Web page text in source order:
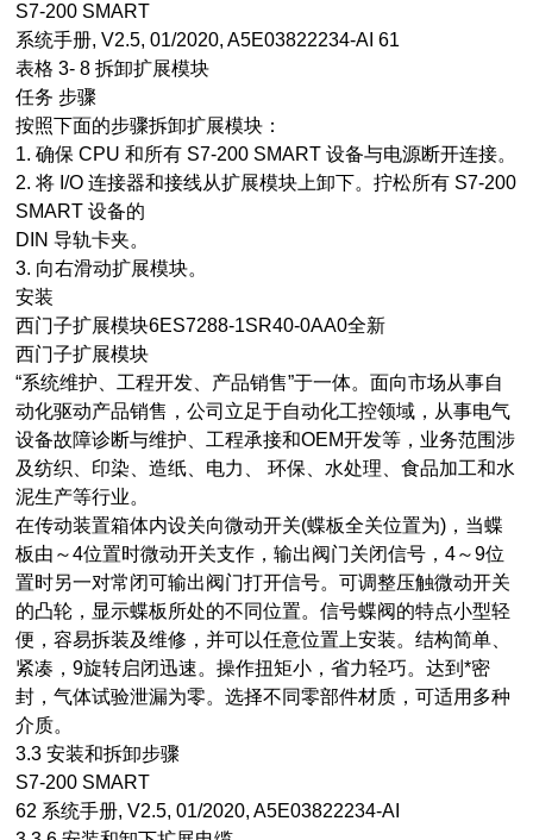
S7-200 SMART
系统手册, V2.5, 01/2020, A5E03822234-AI 61
表格 3- 8 拆卸扩展模块
任务 步骤
按照下面的步骤拆卸扩展模块：
1. 确保 CPU 和所有 S7-200 SMART 设备与电源断开连接。
2. 将 I/O 连接器和接线从扩展模块上卸下。拧松所有 S7-200
SMART 设备的
DIN 导轨卡夹。
3. 向右滑动扩展模块。
安装
西门子扩展模块6ES7288-1SR40-0AA0全新
西门子扩展模块
“系统维护、工程开发、产品销售”于一体。面向市场从事自
动化驱动产品销售，公司立足于自动化工控领域，从事电气
设备故障诊断与维护、工程承接和OEM开发等，业务范围涉
及纺织、印染、造纸、电力、 环保、水处理、食品加工和水
泥生产等行业。
在传动装置箱体内设关向微动开关(蝶板全关位置为)，当蝶
板由～4位置时微动开关支作，输出阀门关闭信号，4～9位
置时另一对常闭可输出阀门打开信号。可调整压触微动开关
的凸轮，显示蝶板所处的不同位置。信号蝶阀的特点小型轻
便，容易拆装及维修，并可以任意位置上安装。结构简单、
紧凑，9旋转启闭迅速。操作扭矩小，省力轻巧。达到*密
封，气体试验泄漏为零。选择不同零部件材质，可适用多种
介质。
3.3 安装和拆卸步骤
S7-200 SMART
62 系统手册, V2.5, 01/2020, A5E03822234-AI